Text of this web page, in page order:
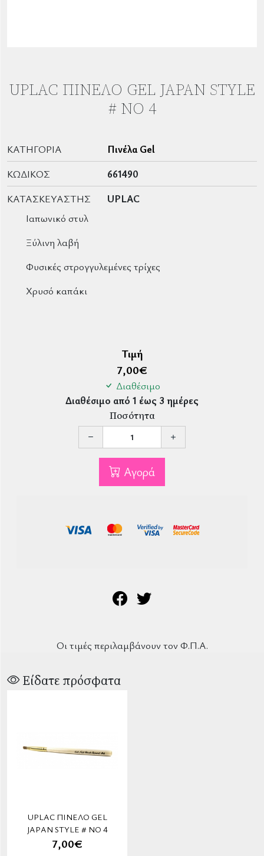
UPLAC ΠΙΝΕΛΟ GEL JAPAN STYLE
# ΝΟ 4
ΚΑΤΗΓΟΡΊΑ
Πινέλα Gel
ΚΩΔΙΚΌΣ
661490
ΚΑΤΑΣΚΕΥΑΣΤΉΣ
UPLAC
Ιαπωνικό στυλ
Ξύλινη λαβή
Φυσικές στρογγυλεμένες τρίχες
Χρυσό καπάκι
Τιμή
7,00€
Διαθέσιμο
Διαθέσιμο από 1 έως 3 ημέρες
Ποσότητα
Αγορά
Οι τιμές περιλαμβάνουν τον Φ.Π.Α.
Είδατε πρόσφατα
UPLAC ΠΙΝΕΛΟ GEL
JAPAN STYLE # ΝΟ 4
7,00€